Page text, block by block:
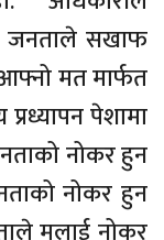
जनताले सखाफ
मत मार्फत
पेशामा
नोकर हुन
नोकर हुन